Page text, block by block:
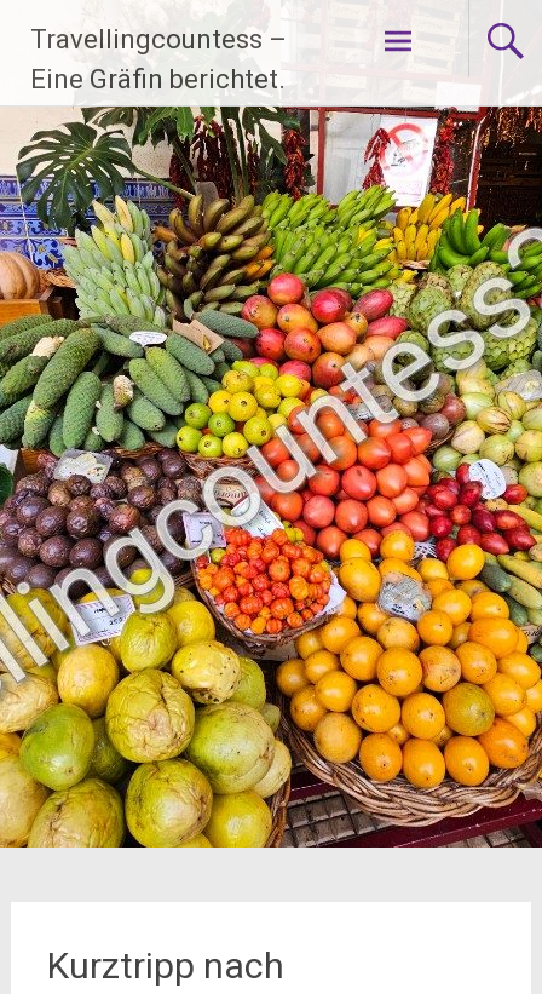
Inhalt
springen
Travellingcountess –
Eine Gräfin berichtet.
Kurztripp nach